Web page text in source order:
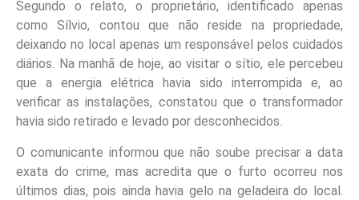
Segundo o relato, o proprietário, identificado apenas
como Sílvio, contou que não reside na propriedade,
deixando no local apenas um responsável pelos cuidados
diários. Na manhã de hoje, ao visitar o sítio, ele percebeu
que a energia elétrica havia sido interrompida e, ao
verificar as instalações, constatou que o transformador
havia sido retirado e levado por desconhecidos.
O comunicante informou que não soube precisar a data
exata do crime, mas acredita que o furto ocorreu nos
últimos dias, pois ainda havia gelo na geladeira do local.